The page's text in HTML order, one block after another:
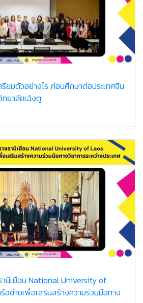
ยมตัวอย่างไร ก่อนศึกษาต่อประเทศจีน
ยาลัยเฉิงตู
นีเยือน National University of
อข่ายเพื่อเสริมสร้างความร่วมมือทาง